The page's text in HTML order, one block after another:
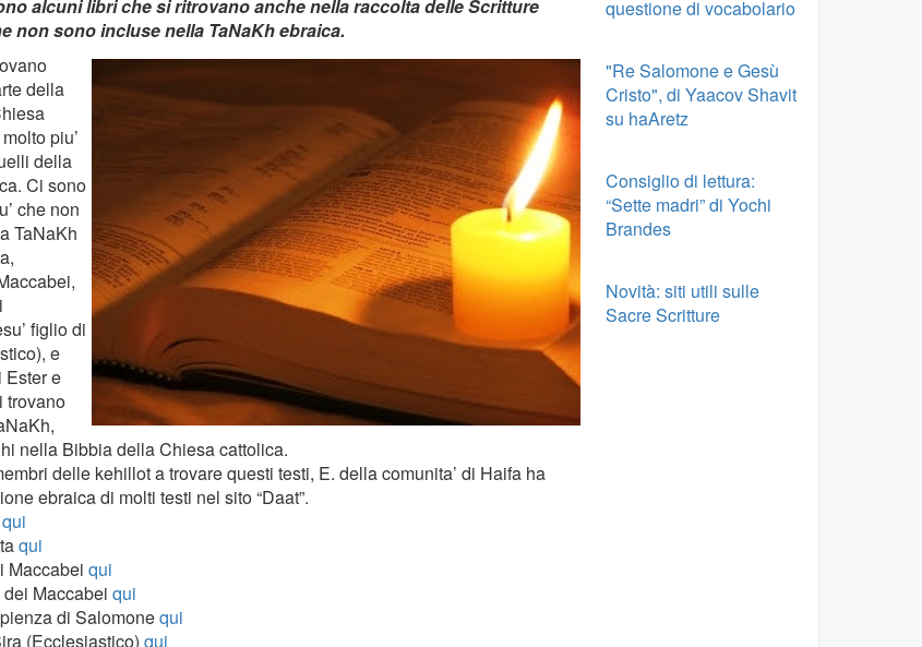
alcuni libri che si ritrovano anche nella raccolta delle Scritture
non sono incluse nella TaNaKh ebraica.
della
piu’
della
Ci sono
che non
TaNaKh
figlio di
e
Ester e
trovano
nella Bibbia della Chiesa cattolica.
delle kehillot a trovare questi testi, E. della comunita’ di Haifa ha
ebraica di molti testi nel sito “Daat”.
qui
qui
Maccabei qui
Maccabei qui
di Salomonequi
(Ecclesiastico) qui
questione di vocabolario
"Re Salomone e Gesù
Cristo", di Yaacov Shavit
su haAretz
Consiglio di lettura:
“Sette madri” di Yochi
Brandes
Novità: siti utili sulle
Sacre Scritture